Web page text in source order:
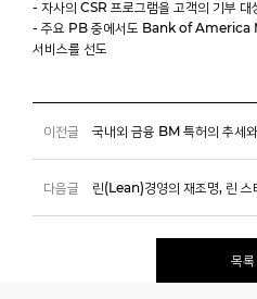
- 자사의 CSR 프로그램을 고객의 기부 대
- 주요 PB 중에서도 Bank of America
서비스를 선도
이전글 국내외 금융 BM 특허의 추세
다음글 린(Lean)경영의 재조명, 린 스
목록